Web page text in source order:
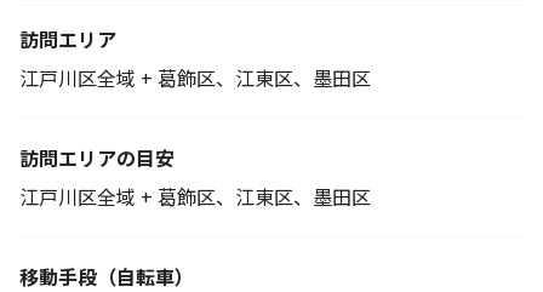
訪問エリア
江戸川区全域 + 葛飾区、江東区、墨田区
訪問エリアの目安
江戸川区全域 + 葛飾区、江東区、墨田区
移動手段 （自転車）